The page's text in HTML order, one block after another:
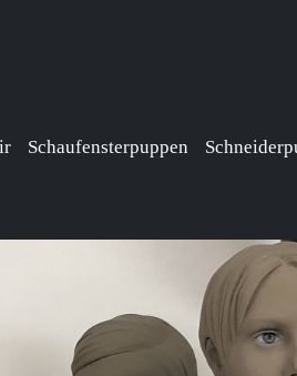
Schaufensterpuppen